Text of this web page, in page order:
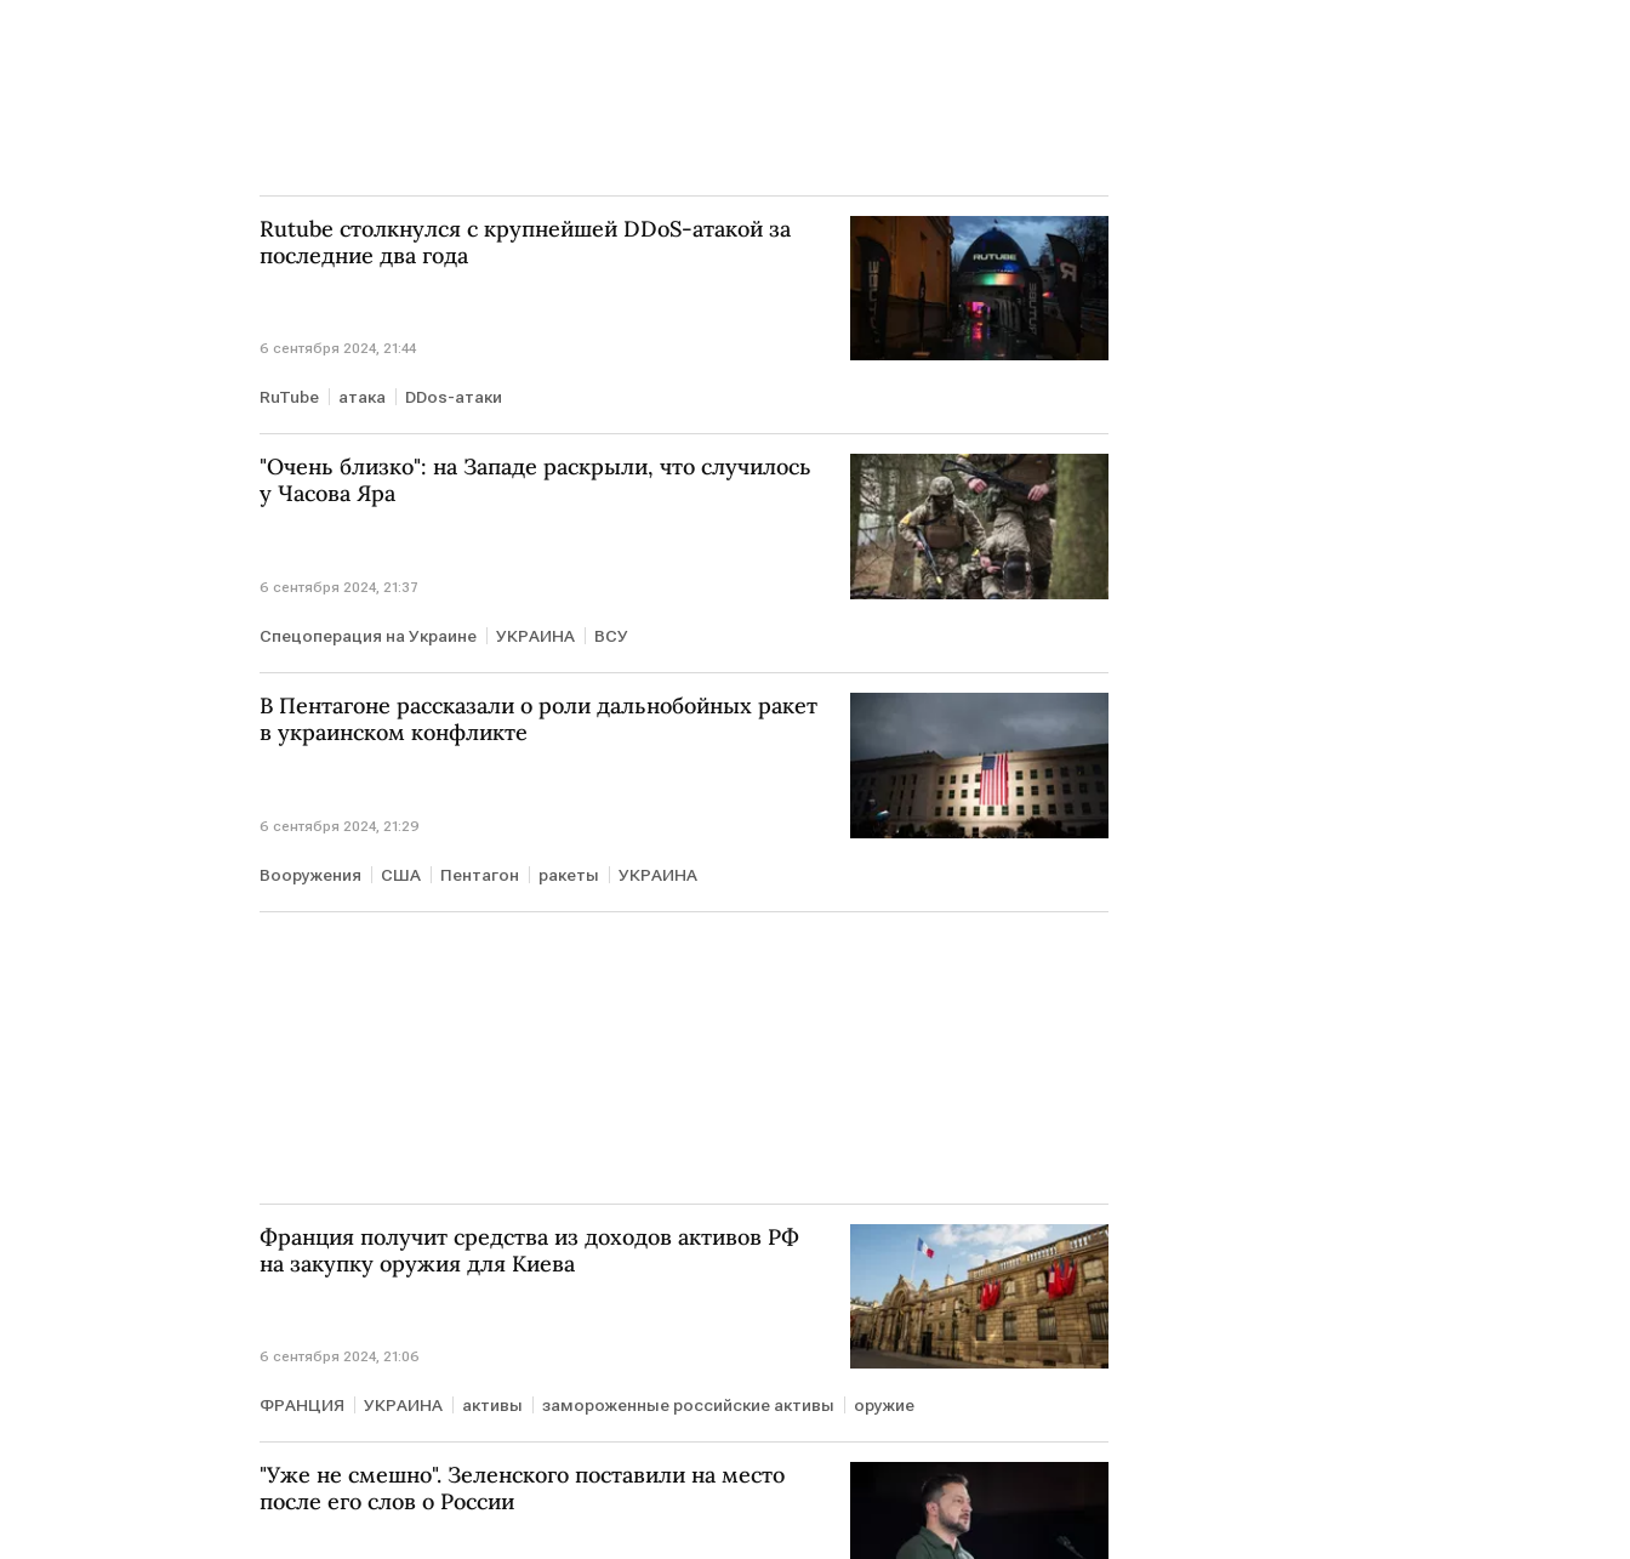
Rutube столкнулся с крупнейшей DDoS-атакой за
последние два года
6 сентября 2024, 21:44
RuTube атака DDos-атаки
"Очень близко": на Западе раскрыли, что случилось
у Часова Яра
6 сентября 2024, 21:37
Спецоперация на Украине УКРАИНА ВСУ
В Пентагоне рассказали о роли дальнобойных ракет
в украинском конфликте
6 сентября 2024, 21:29
Вооружения США Пентагон ракеты УКРАИНА
Франция получит средства из доходов активов РФ
на закупку оружия для Киева
6 сентября 2024, 21:06
ФРАНЦИЯ УКРАИНА активы замороженные российские активы оружие
"Уже не смешно". Зеленского поставили на место
после его слов о России